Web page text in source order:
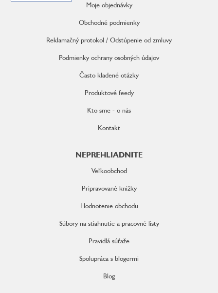
Moje objednávky
Obchodné podmienky
Reklamačný protokol / Odstúpenie od zmluvy
Podmienky ochrany osobných údajov
Často kladené otázky
Produktové feedy
Kto sme - o nás
Kontakt
NEPREHLIADNITE
Veľkoobchod
Pripravované knižky
Hodnotenie obchodu
Súbory na stiahnutie a pracovné listy
Pravidlá súťaže
Spolupráca s blogermi
Blog